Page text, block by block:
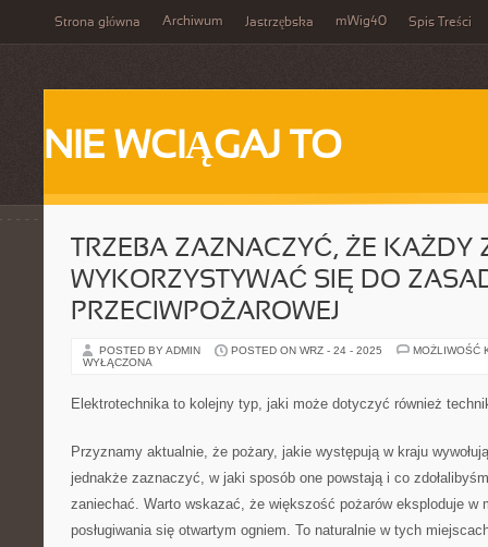
Strona główna Archiwum Jastrzębska mWig40 Spis Treści
NIE WCIĄGAJ TO
TRZEBA ZAZNACZYĆ, ŻE KAŻDY
WYKORZYSTYWAĆ SIĘ DO
PRZECIWPOŻAROWEJ
POSTED BY ADMIN POSTED ON WRZ - 24 - 2025
MOŻLIWOŚĆ
WYŁĄCZONA
Elektrotechnika to kolejny typ, jaki może dotyczyć również
Przyznamy aktualnie, że pożary, jakie występują w kraju
jednakże zaznaczyć, w jaki sposób one powstają i co
zaniechać. Warto wskazać, że większość pożarów eksploduje w
posługiwania się otwartym ogniem. To naturalnie w tych